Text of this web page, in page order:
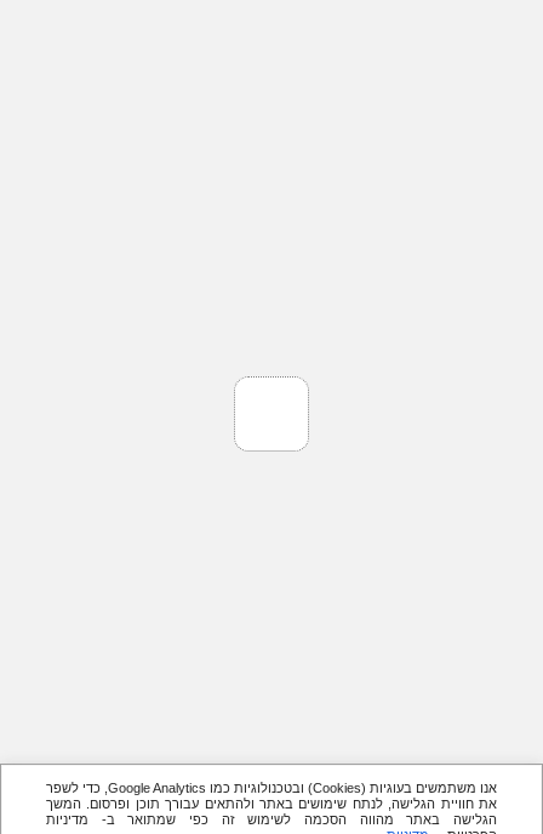
אנו משתמשים בעוגיות (Cookies) ובטכנולוגיות כמו Google Analytics, כדי לשפר
את חוויית הגלישה, לנתח שימושים באתר ולהתאים עבורך תוכן ופרסום. המשך
הגלישה באתר מהווה הסכמה לשימוש זה כפי שמתואר ב- מדיניות